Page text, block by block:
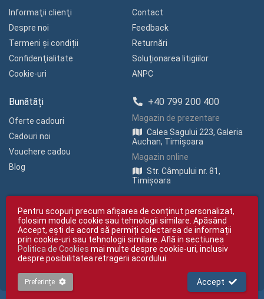
Informaţii clienţi
Despre noi
Termeni și condiții
Confidenţialitate
Cookie-uri
Contact
Feedback
Returnări
Soluționarea litigiilor
ANPC
Bunătăți
Oferte cadouri
Cadouri noi
Vouchere cadou
Blog
+40 799 200 400
Magazin de prezentare
Calea Sagului 223, Galeria
Auchan, Timișoara
Magazin online
Str. Câmpului nr. 81,
Timișoara
Copyright © giftexpress.ro | Toate drepturile rezervate
giftexpress.ro aparține de Fun Design SRL (CUI RO 15651694, Nr. Reg. Com.
giftexpress.ro folosește cookie-uri. Prețurile afișate includ TVA
Pentru scopuri precum afișarea de conținut personalizat,
folosim module cookie sau tehnologii similare. Apăsând
Accept, ești de acord să permiți colectarea de informații
prin cookie-uri sau tehnologii similare. Află in sectiunea
Politica de Cookies mai multe despre cookie-uri, inclusiv
despre posibilitatea retragerii acordului.
Preferințe Accept